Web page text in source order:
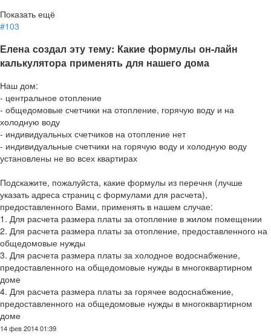
Показать ещё
#103
Елена создал эту тему: Какие формулы он-лайн
калькулятора применять для нашего дома
Наш дом:
- центральное отопление
- общедомовые счетчики на отопление, горячую воду и на
холодную воду
- индивидуальных счетчиков на отопление нет
- индивидуальные счетчики на горячую воду и холодную воду
установлены не во всех квартирах
Подскажите, пожалуйста, какие формулы из перечня (лучше
указать адреса страниц с формулами для расчета),
предоставленного Вами, применять в нашем случае:
1. Для расчета размера платы за отопление в жилом помещении
2. Для расчета размера платы за отопление, предоставленного на
общедомовые нужды
3. Для расчета размера платы за холодное водоснабжение,
предоставленного на общедомовые нужды в многоквартирном
доме
4. Для расчета размера платы за горячее водоснабжение,
предоставленного на общедомовые нужды в многоквартирном
доме
14 фев 2014 01:39